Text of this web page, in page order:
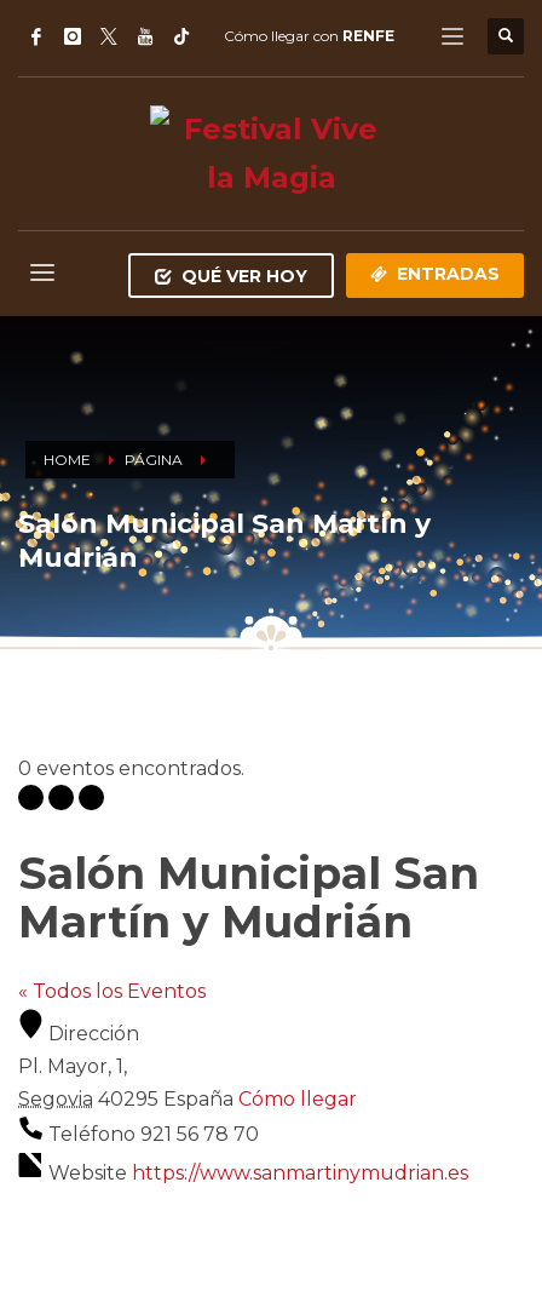
Cómo llegar con RENFE
QUÉ VER HOY ENTRADAS
HOME PÁGINA
Salón Municipal San Martín y
Mudrián
0 eventos encontrados.
Salón Municipal San
Martín y Mudrián
« Todos los Eventos
Dirección
Pl. Mayor, 1,
Segovia 40295 España Cómo llegar
Teléfono 921 56 78 70
Website https://www.sanmartinymudrian.es